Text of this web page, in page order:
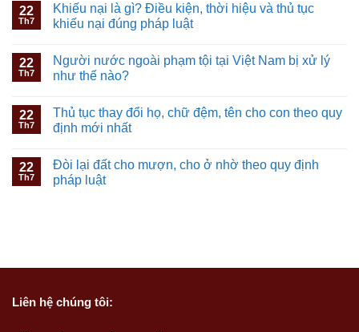
22
Th7
Khiếu nại là gì? Điều kiện, thời hiệu và thủ tục
khiếu nại đúng pháp luật
22
Th7
Người nước ngoài phạm tội tại Việt Nam bị xử lý
như thế nào?
22
Th7
Thủ tục thay đổi họ, chữ đệm, tên cho con theo quy
định mới nhất
22
Th7
Đòi lại đất cho mượn, cho ở nhờ theo quy định
pháp luật
Liên hệ chúng tôi: